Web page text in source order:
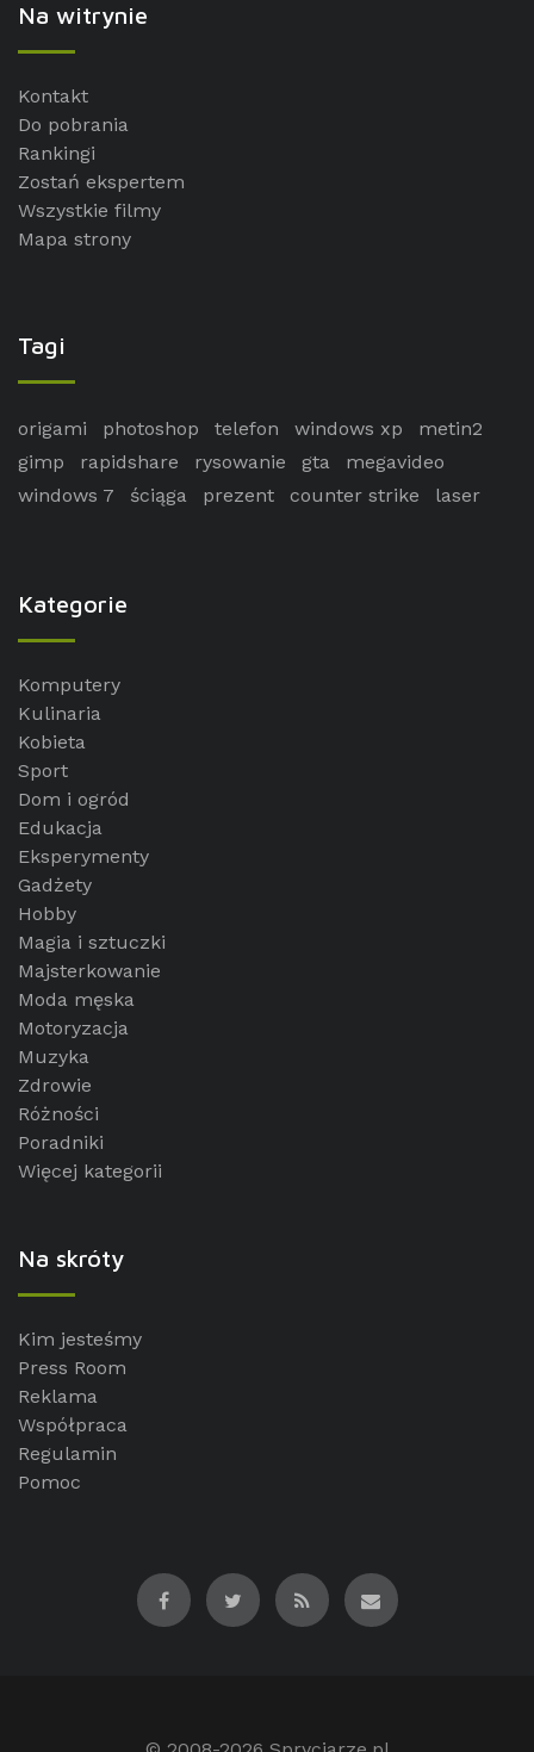
Na witrynie
Kontakt
Do pobrania
Rankingi
Zostań ekspertem
Wszystkie filmy
Mapa strony
Tagi
origami photoshop telefon windows xp
metin2
gimp
rapidshare rysowanie gta
megavideo
windows 7
ściąga prezent counter strike laser
Kategorie
Komputery
Kulinaria
Kobieta
Sport
Dom i ogród
Edukacja
Eksperymenty
Gadżety
Hobby
Magia i sztuczki
Majsterkowanie
Moda męska
Motoryzacja
Muzyka
Zdrowie
Różności
Poradniki
Więcej kategorii
Na skróty
Kim jesteśmy
Press Room
Reklama
Współpraca
Regulamin
Pomoc